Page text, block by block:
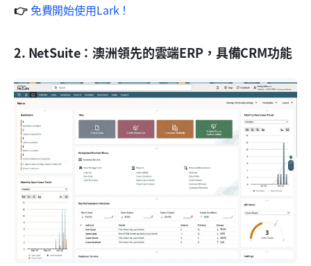
👉 免費開始使用Lark！
2. NetSuite：澳洲領先的雲端ERP，具備CRM功能